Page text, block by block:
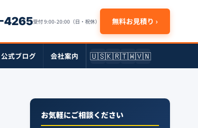
4265受付 9:00-20:00（日・祝休） 無料お見積り ›
公式ブログ 会社案内 🇺🇸🇰🇷🇹🇼🇻🇳
お気軽にご相談ください